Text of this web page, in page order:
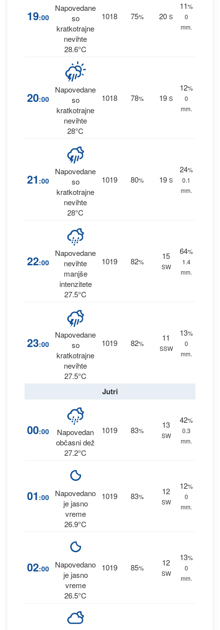
19:00
Napovedane
so
kratkotrajne
nevihte
28.6°C
1018 75% 20 S
11%
0
mm.
20:00
Napovedane
so
kratkotrajne
nevihte
28°C
1018 78% 19 S
12%
0
mm.
21 :00
Napovedane
so
kratkotrajne
nevihte
28°C
1019 80% 19 S
24%
0.1
mm.
22:00
Napovedane
nevihte
manjše
intenzitete
27.5°C
1019 82%
15
SW
64%
1.4
mm.
23:00
Napovedane
so
kratkotrajne
nevihte
27.5°C
1019 82%
11
SSW
13%
0
mm.
Jutri
00:00
Napovedan
občasni dež
27.2°C
1019 83%
13
SW
42%
0.3
mm.
01 :00
Napovedano
je jasno
vreme
26.9°C
1019 83%
12
SW
12%
0
mm.
02:00
Napovedano
je jasno
vreme
26.5°C
1019 85%
12
SW
13%
0
mm.